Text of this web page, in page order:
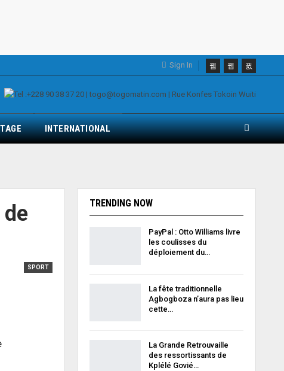
Sign In
INTERNATIONAL
SPORT
TRENDING NOW
PayPal : Otto Williams livre
les coulisses du
déploiement du…
La fête traditionnelle
Agbogboza n’aura pas lieu
cette…
La Grande Retrouvaille
des ressortissants de
Kplélé Govié…